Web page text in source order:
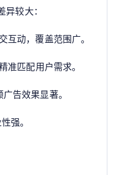
较大：
互动，覆盖范围广。
准匹配用户需求。
告效果显著。
强。